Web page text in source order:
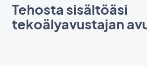
Tehosta sisältöäsi
tekoälyavustajan